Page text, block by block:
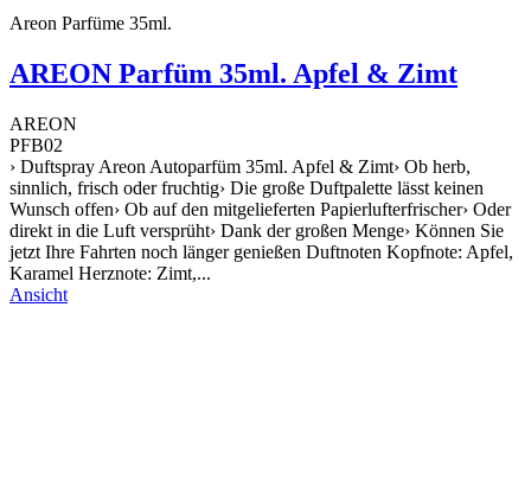
Areon Parfüme 35ml.
AREON Parfüm 35ml. Apfel & Zimt
AREON
PFB02
› Duftspray Areon Autoparfüm 35ml. Apfel & Zimt› Ob herb,
sinnlich, frisch oder fruchtig› Die große Duftpalette lässt keinen
Wunsch offen› Ob auf den mitgelieferten Papierlufterfrischer› Oder
direkt in die Luft versprüht› Dank der großen Menge› Können Sie
jetzt Ihre Fahrten noch länger genießen Duftnoten Kopfnote: Apfel,
Karamel Herznote: Zimt,...
Ansicht